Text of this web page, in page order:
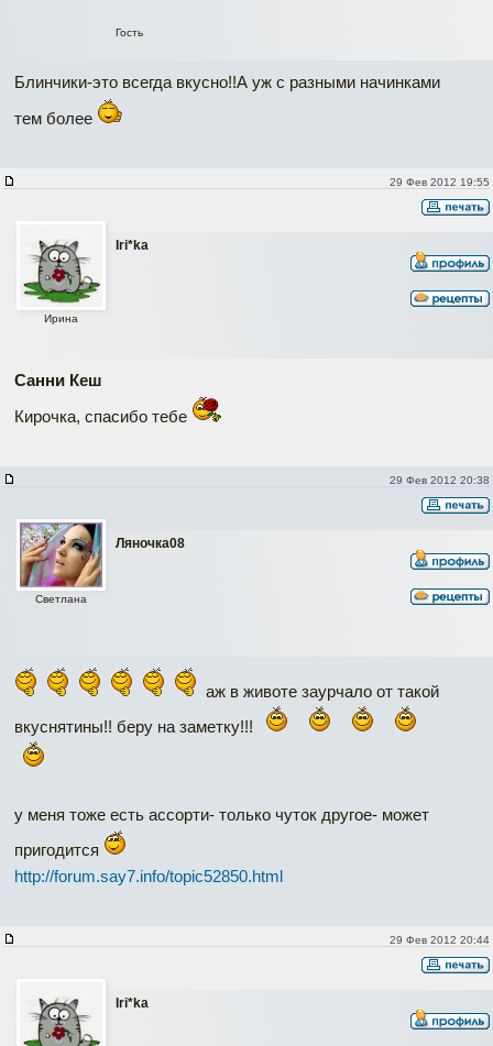
Гость
Блинчики-это всегда вкусно!!А уж с разными начинками
тем более
29 Фев 2012 19:55
Iri*ka
Ирина
Санни Кеш
Кирочка, спасибо тебе
29 Фев 2012 20:38
Ляночка08
Светлана
аж в животе заурчало от такой
вкуснятины!! беру на заметку!!!
у меня тоже есть ассорти- только чуток другое- может
пригодится
http://forum.say7.info/topic52850.html
29 Фев 2012 20:44
Iri*ka